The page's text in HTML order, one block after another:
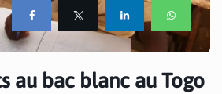
au bac blanc au Togo